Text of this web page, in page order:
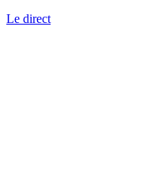
Le direct